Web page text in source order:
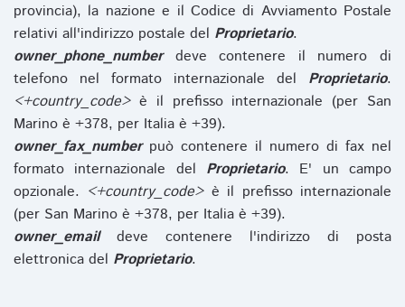
provincia), la nazione e il Codice di Avviamento Postale
relativi all'indirizzo postale del Proprietario.
owner_phone_numberdeve contenere il numero di
telefono nel formato internazionale del Proprietario.
<+country_code>è il prefisso internazionale (per San
Marino è +378, per Italia è +39).
owner_fax_numberpuò contenere il numero di fax nel
formato internazionale del Proprietario. E' un campo
opzionale. <+country_code>è il prefisso internazionale
(per San Marino è +378, per Italia è +39).
owner_emaildeve contenere l'indirizzo di posta
elettronica del Proprietario.